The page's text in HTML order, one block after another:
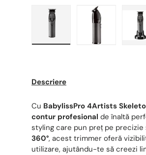
Descriere
Cu BabylissPro 4Artists
contur profesional de înaltă
styling care pun preț pe
360°, acest trimmer oferă
utilizare, ajutându-te să creezi